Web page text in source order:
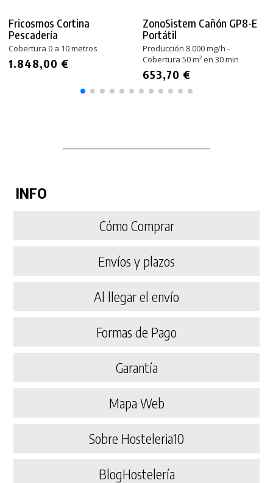
Fricosmos Cortina
Pescadería
Cobertura 0 a 10 metros
1.848,00 €
ZonoSistem Cañón GP8-E
Portátil
Producción 8.000 mg/h -
Cobertura 50 m² en 30 min
653,70 €
INFO
Cómo Comprar
Envíos y plazos
Al llegar el envío
Formas de Pago
Garantía
Mapa Web
Sobre Hosteleria10
BlogHostelería